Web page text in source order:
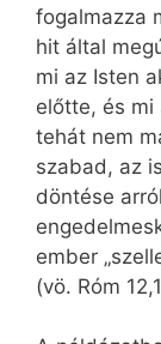
fogalmazza
hit által
mi az Isten
előtte, és mi
tehát nem
szabad, az
döntése
ember
(vö. Róm